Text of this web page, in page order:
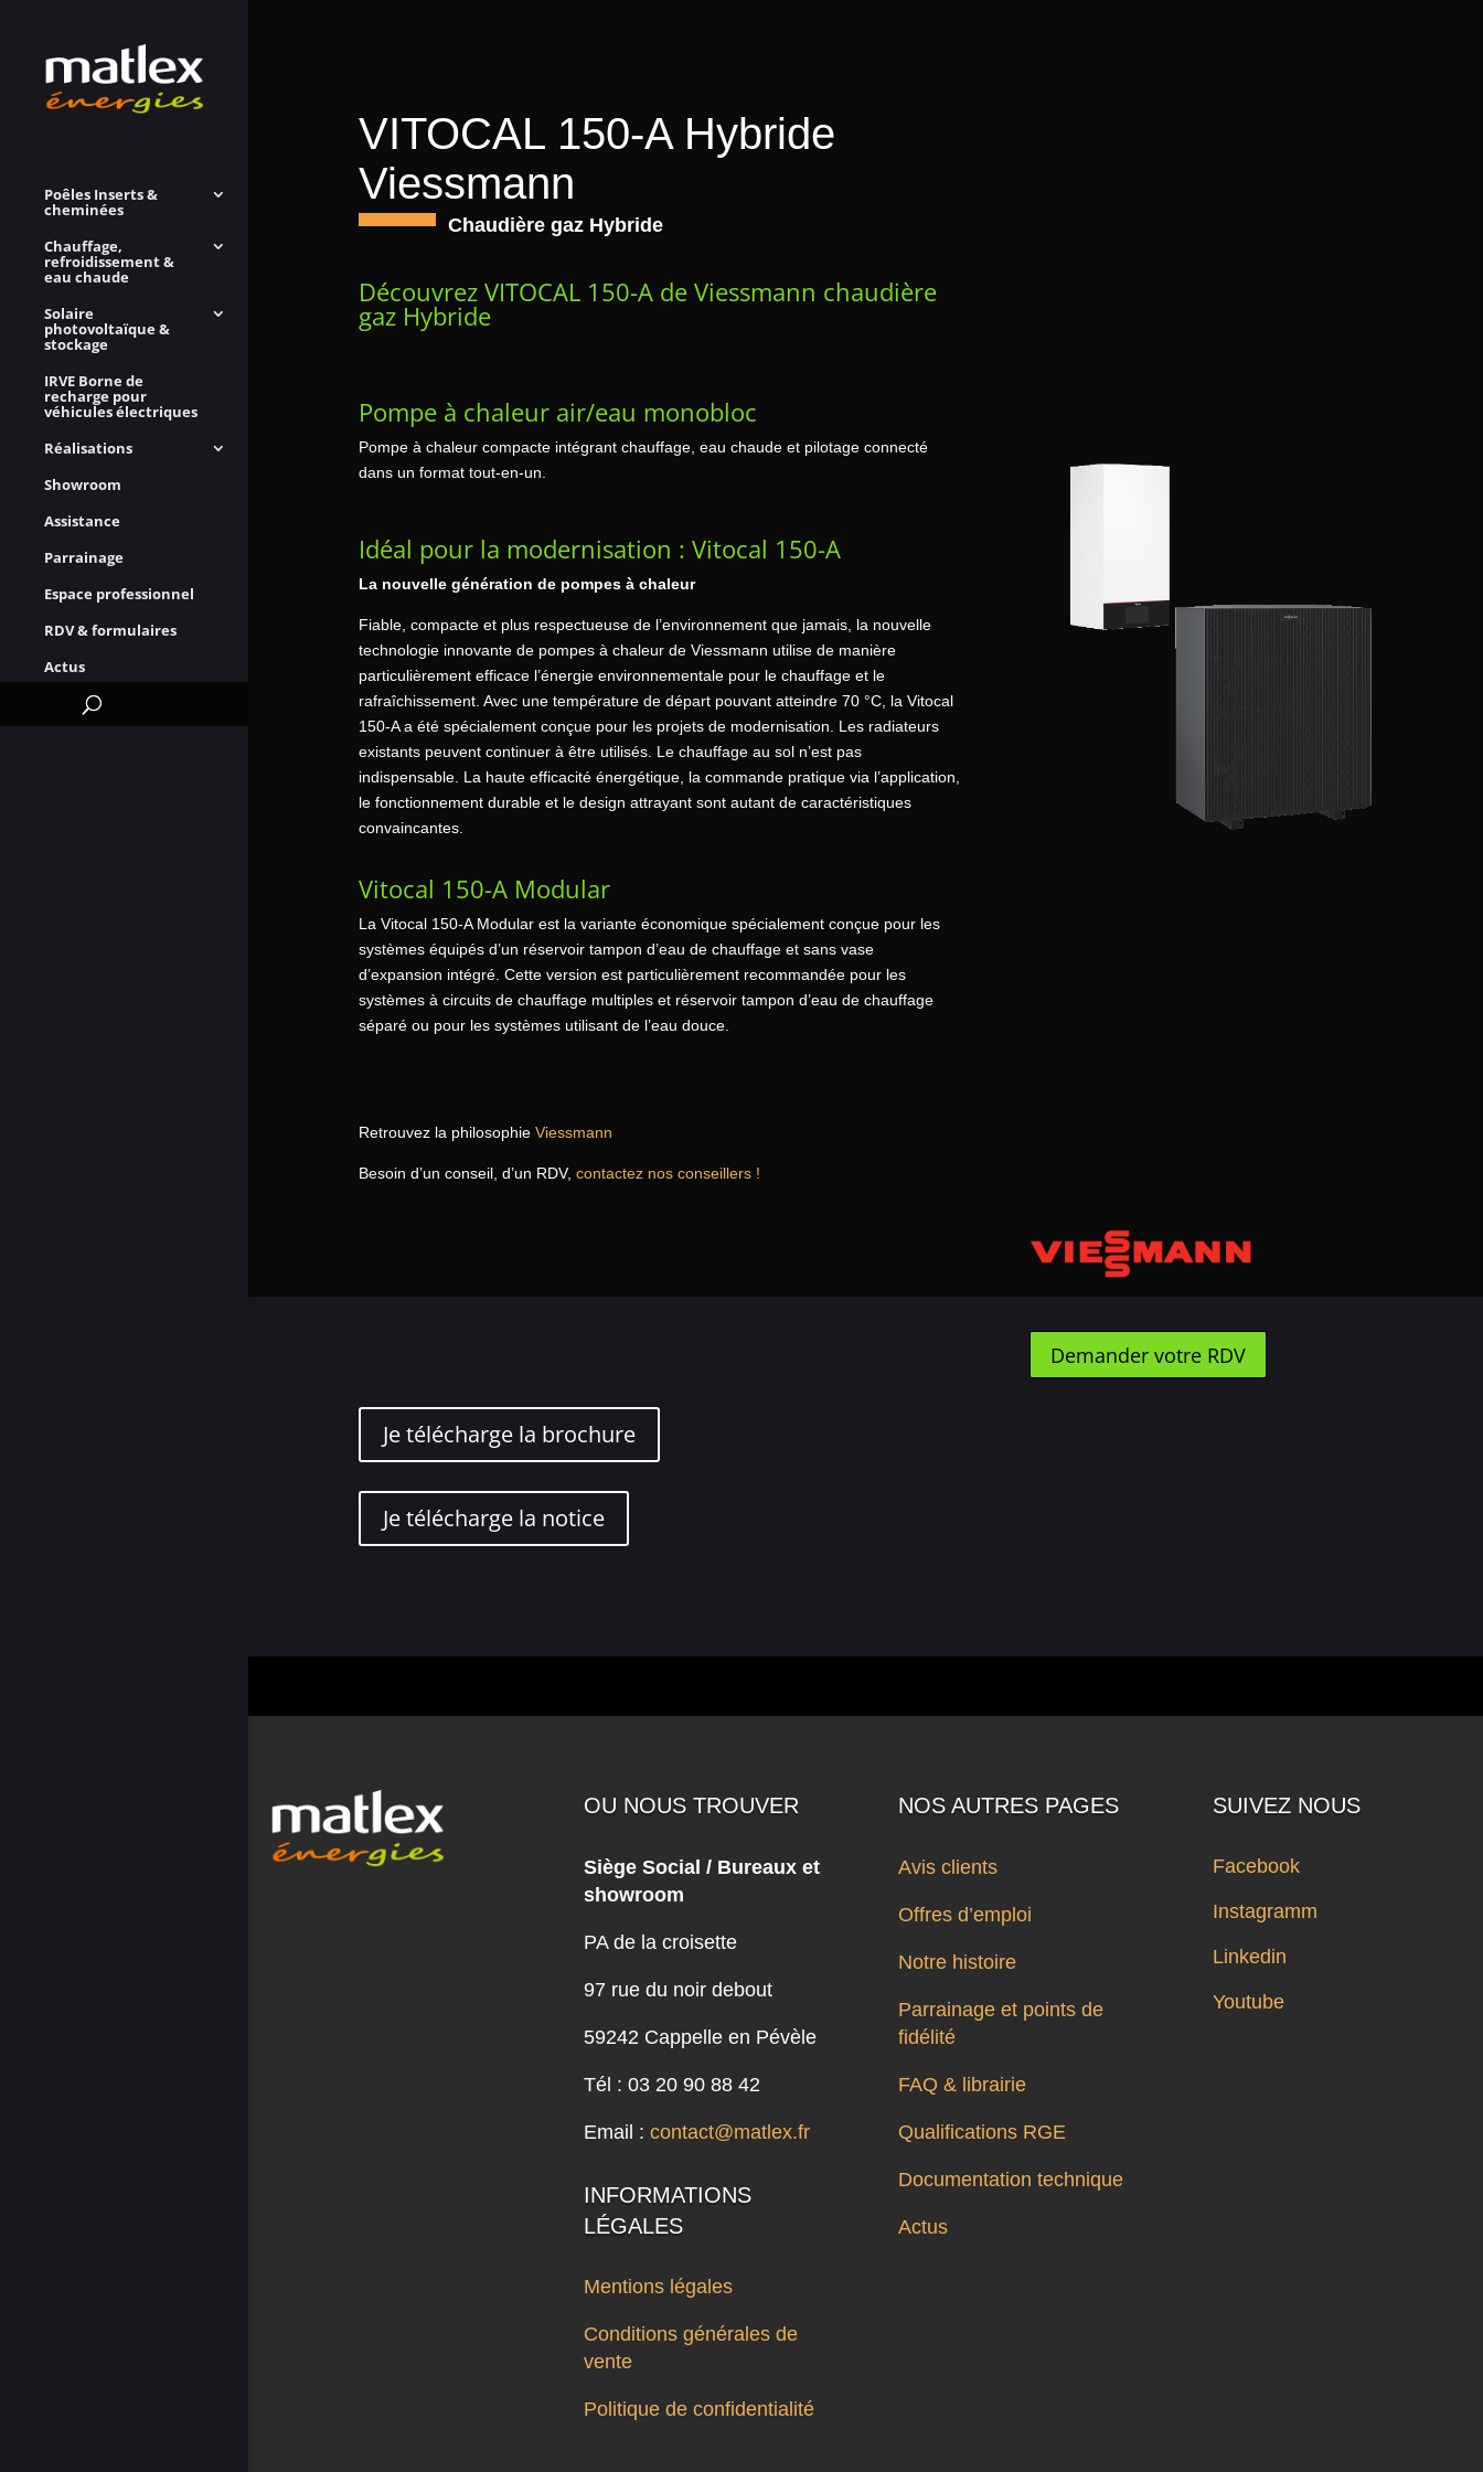
Poêles Inserts &
cheminées
Chauffage,
refroidissement &
eau chaude
Solaire
photovoltaïque &
stockage
IRVE Borne de
recharge pour
véhicules électriques
Réalisations
Showroom
Assistance
Parrainage
Espace professionnel
RDV & formulaires
Actus
VITOCAL 150-A Hybride
Viessmann
Chaudière gaz Hybride
Découvrez VITOCAL 150-A de Viessmann chaudière
gaz Hybride
Pompe à chaleur air/eau monobloc
Pompe à chaleur compacte intégrant chauffage, eau chaude et pilotage connecté
dans un format tout-en-un.
Idéal pour la modernisation : Vitocal 150-A
La nouvelle génération de pompes à chaleur
Fiable, compacte et plus respectueuse de l’environnement que jamais, la nouvelle
technologie innovante de pompes à chaleur de Viessmann utilise de manière
particulièrement efficace l’énergie environnementale pour le chauffage et le
rafraîchissement. Avec une température de départ pouvant atteindre 70 °C, la Vitocal
150-A a été spécialement conçue pour les projets de modernisation. Les radiateurs
existants peuvent continuer à être utilisés. Le chauffage au sol n’est pas
indispensable. La haute efficacité énergétique, la commande pratique via l’application,
le fonctionnement durable et le design attrayant sont autant de caractéristiques
convaincantes.
Vitocal 150-A Modular
La Vitocal 150-A Modular est la variante économique spécialement conçue pour les
systèmes équipés d’un réservoir tampon d’eau de chauffage et sans vase
d’expansion intégré. Cette version est particulièrement recommandée pour les
systèmes à circuits de chauffage multiples et réservoir tampon d’eau de chauffage
séparé ou pour les systèmes utilisant de l’eau douce.
Retrouvez la philosophie Viessmann
Besoin d’un conseil, d’un RDV, contactez nos conseillers !
Demander votre RDV
Je télécharge la brochure
Je télécharge la notice
OU NOUS TROUVER
Siège Social / Bureaux et
showroom
PA de la croisette
97 rue du noir debout
59242 Cappelle en Pévèle
Tél : 03 20 90 88 42
Email :contact@matlex.fr
INFORMATIONS
LÉGALES
Mentions légales
Conditions générales de
vente
Politique de confidentialité
NOS AUTRES PAGES
Avis clients
Offres d’emploi
Notre histoire
Parrainage et points de
fidélité
FAQ & librairie
Qualifications RGE
Documentation technique
Actus
SUIVEZ NOUS
Facebook
Instagramm
Linkedin
Youtube